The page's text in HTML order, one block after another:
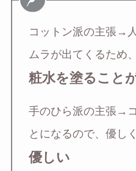
コットン派の主張→
ムラが出てくるため、
粧水を塗ること
手のひら派の主張→
とになるので、優し
優しい